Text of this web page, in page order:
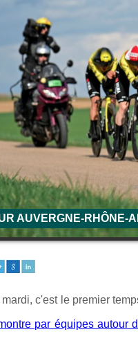
AUVERGNE-RHÔNE-
c'est le premier
par équipes autour